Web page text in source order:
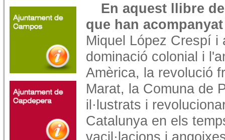
En aquest llibre
que han
Miquel López Crespí i
dominació colonial i
Amèrica, la revolució
Marat, la Comuna de
il·lustrats i
Catalunya en els
vacil·lacions i